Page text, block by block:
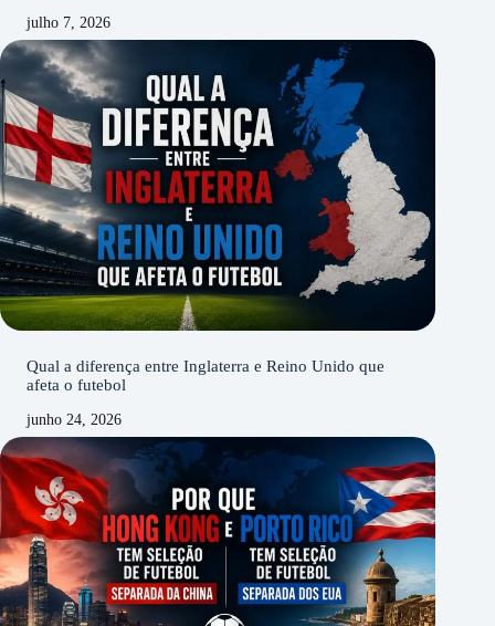
julho 7, 2026
Qual a diferença entre Inglaterra e Reino Unido que
afeta o futebol
junho 24, 2026